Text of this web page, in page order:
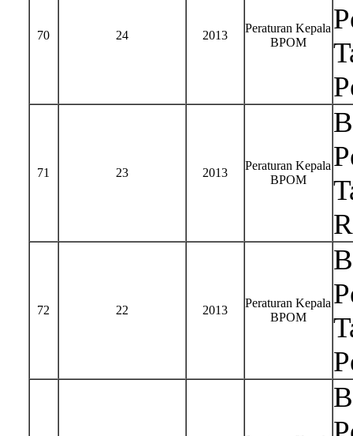
70 24 2013
Peraturan Kepala
BPOM
71 23 2013
Peraturan Kepala
BPOM
72 22 2013
Peraturan Kepala
BPOM